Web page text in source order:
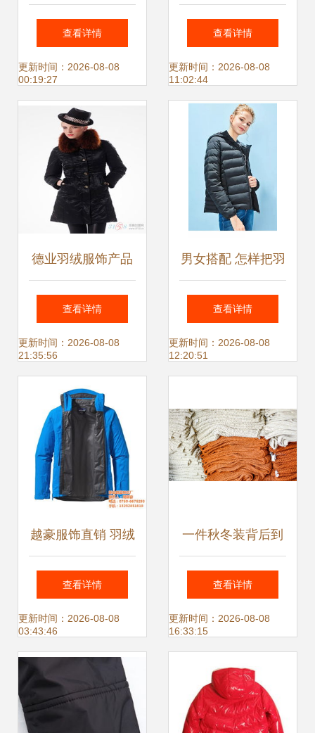
欧美原单GEOX原
单男童羽绒服_二
手设备转让_世界
工厂网中国产品信
息库
查看详情
更新时间：2026-08-08
00:19:27
价格与厂家信息全
解析
查看详情
更新时间：2026-08-08
11:02:44
德业羽绒服饰产品
德业羽绒服饰产品
图片 德业羽绒服饰
怎么样 最新德业羽
绒服饰产品展示
查看详情
更新时间：2026-08-08
21:35:56
男女搭配 怎样把羽
绒服穿得好看又有
型
查看详情
更新时间：2026-08-08
12:20:51
越豪服饰直销 羽绒
新时尚，高清大图
见证匠心品质
查看详情
更新时间：2026-08-08
03:43:46
一件秋冬装背后到
底藏着多少秘密
查看详情
更新时间：2026-08-08
16:33:15